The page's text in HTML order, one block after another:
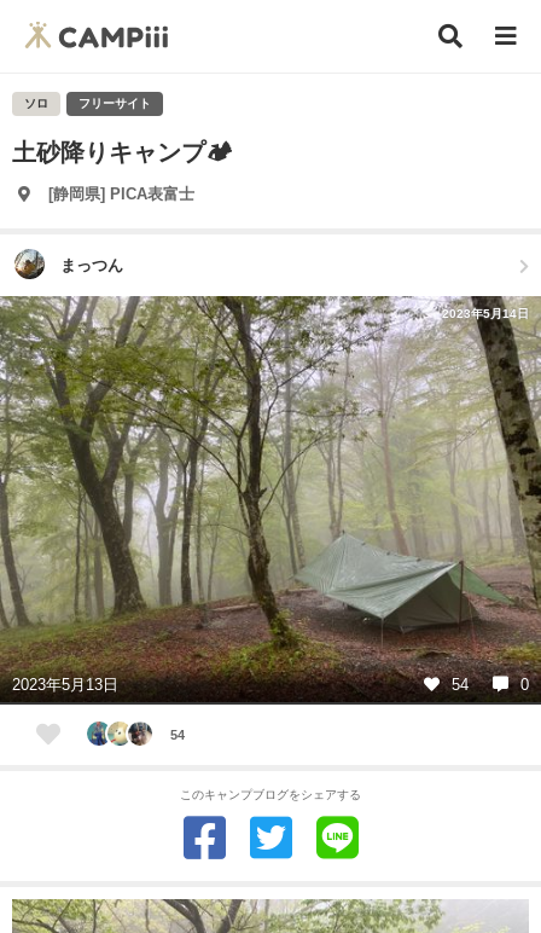
ソロ フリーサイト
土砂降りキャンプ🏕️
[静岡県] PICA表富士
まっつん
2023年5月14日
2023年5月13日 54 0
54
このキャンプブログをシェアする